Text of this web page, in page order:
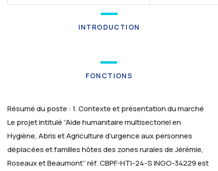
INTRODUCTION
FONCTIONS
Résumé du poste :1. Contexte et présentation du marché
Le projet intitulé ‘’Aide humanitaire multisectoriel en
Hygiène, Abris et Agriculture d'urgence aux personnes
déplacées etfamilles hôtes des zones rurales de Jérémie,
Roseaux et Beaumont’’ réf. CBPF-HTI-24-S INGO-34229 est